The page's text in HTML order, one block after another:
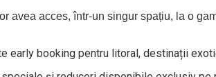
avea acces, într-un singur spațiu, la o
early booking pentru litoral, destinații